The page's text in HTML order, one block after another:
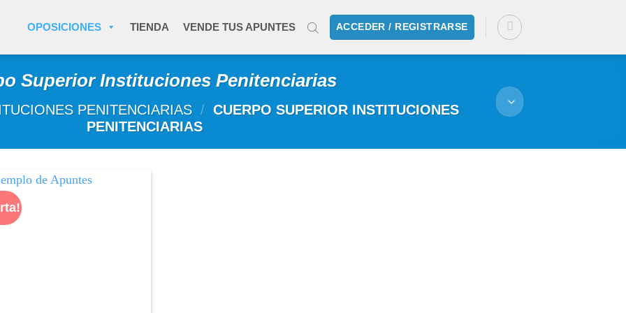
OPOSICIONES TIENDA VENDE TUS APUNTES ACCEDER / REGISTRARSE
Superior Instituciones Penitenciarias
PENITENCIARIAS / CUERPO SUPERIOR INSTITUCIONES
PENITENCIARIAS